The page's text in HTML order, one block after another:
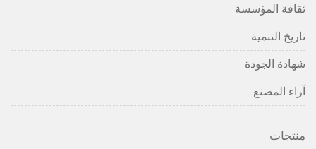
ثقافة المؤسسة
تاريخ التنمية
شهادة الجودة
آراء المصنع
منتجات